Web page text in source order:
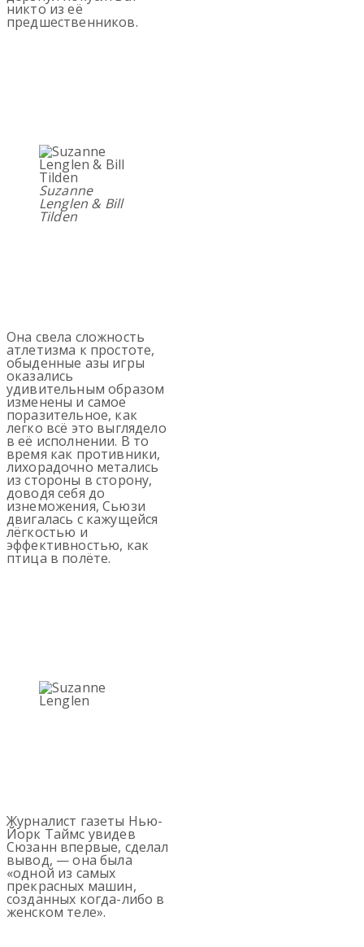
никто из её
предшественников.
Suzanne
Lenglen & Bill
Tilden
Она свела сложность
атлетизма к простоте,
обыденные азы игры
оказались
удивительным образом
изменены и самое
поразительное, как
легко всё это выглядело
в её исполнении. В то
время как противники,
лихорадочно метались
из стороны в сторону,
доводя себя до
изнеможения, Сьюзи
двигалась с кажущейся
лёгкостью и
эффективностью, как
птица в полёте.
Журналист газеты Нью-
Йорк Таймс увидев
Сюзанн впервые, сделал
вывод, — она была
«одной из самых
прекрасных машин,
созданных когда-либо в
женском теле».